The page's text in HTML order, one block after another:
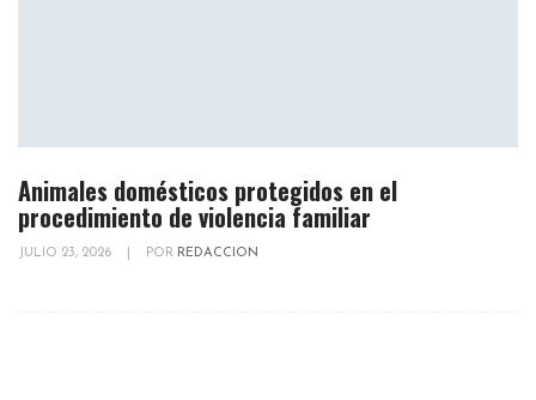
Animales domésticos protegidos en el
procedimiento de violencia familiar
JULIO 23, 2026 POR REDACCION